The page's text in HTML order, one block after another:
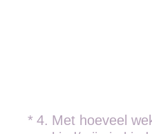
* 4. Met hoeveel
(Vereist.)